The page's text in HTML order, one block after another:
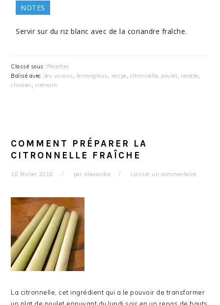
NOTES
Servir sur du riz blanc avec de la coriandre fraîche.
Classé sous : Recettes
Balisé avec : les vovans , lemongrass , recipe, citronnelle, poulet, recette,
chicken , vietnam
COMMENT PRÉPARER LA
CITRONNELLE FRAÎCHE
18 février 2018 par Alexandre Laisser un commentaire
La citronnelle, cet ingrédient qui a le pouvoir de transformer